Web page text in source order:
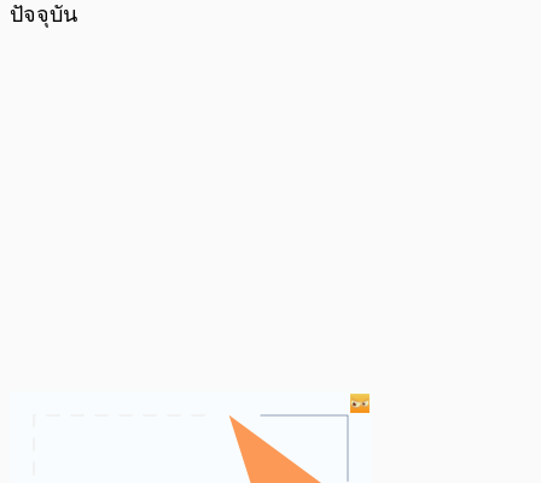
ปัจจุบัน